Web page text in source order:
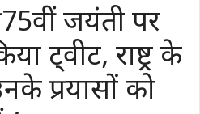
75वीं जयंती पर
ट्वीट, राष्ट्र के
प्रयासों को